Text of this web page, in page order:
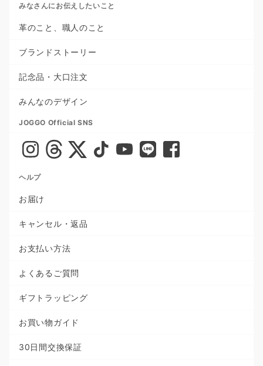
みなさんにお伝えしたいこと
革のこと、職人のこと
ブランドストーリー
記念品・大口注文
みんなのデザイン
JOGGO Official SNS
ヘルプ
お届け
キャンセル・返品
お支払い方法
よくあるご質問
ギフトラッピング
お買い物ガイド
30日間交換保証